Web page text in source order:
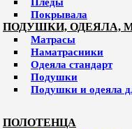
Покрывала
ПОДУШКИ, ОДЕЯЛА,
Матрасы
Наматрасники
Одеяла стандарт
Подушки
Подушки и одеяла
ПОЛОТЕНЦА